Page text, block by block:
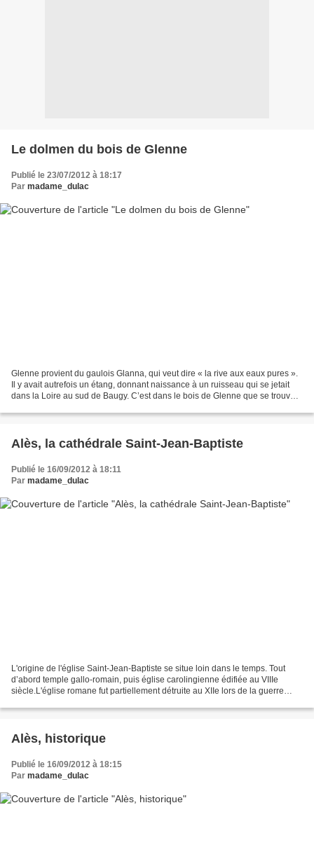
Le dolmen du bois de Glenne
Publié le 23/07/2012 à 18:17
Par madame_dulac
Glenne provient du gaulois Glanna, qui veut dire « la rive aux eaux pures ».
Il y avait autrefois un étang, donnant naissance à un ruisseau qui se jetait
dans la Loire au sud de Baugy. C’est dans le bois de Glenne que se trouve
Alès, la cathédrale Saint-Jean-Baptiste
Publié le 16/09/2012 à 18:11
Par madame_dulac
L'origine de l'église Saint-Jean-Baptiste se situe loin dans le temps. Tout
d’abord temple gallo-romain, puis église carolingienne édifiée au VIIIe
siècle.L'église romane fut partiellement détruite au XIIe lors de la guerre
Alès, historique
Publié le 16/09/2012 à 18:15
Par madame_dulac